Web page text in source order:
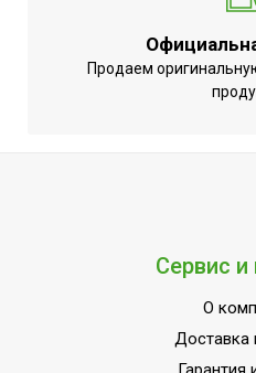
пылевлагозащищенности
Продаем
Сервис
О
Доставка